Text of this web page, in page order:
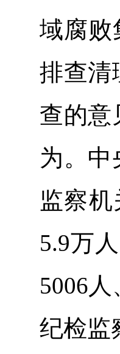
域腐败
排查清
查的意
为。中
监察
5.9万
5006
纪检监